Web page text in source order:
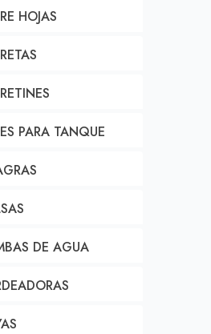
HOJAS
PARA TANQUE
DE AGUA